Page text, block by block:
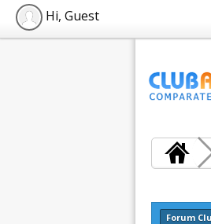
Hi, Guest
Forum